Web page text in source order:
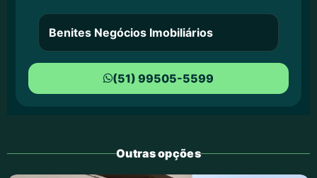
Benites Negócios Imobiliários
(51) 99505-5599
Outras opções